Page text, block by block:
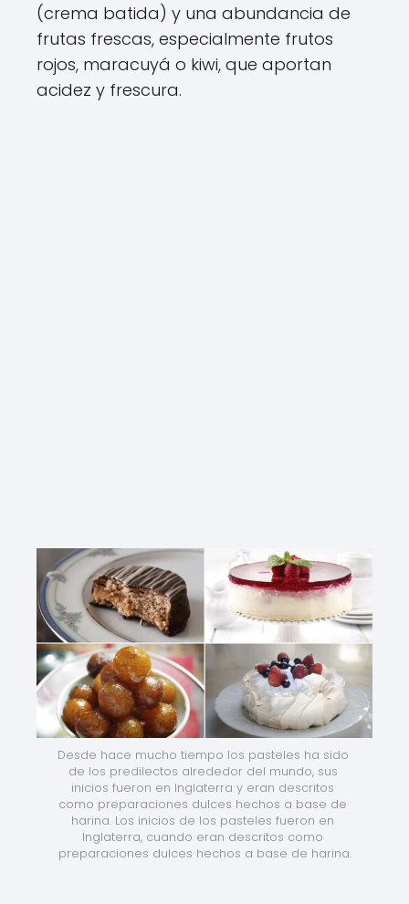
(crema batida) y una abundancia de
frutas frescas, especialmente frutos
rojos, maracuyá o kiwi, que aportan
acidez y frescura.
Desde hace mucho tiempo los pasteles ha sido
de los predilectos alrededor del mundo, sus
inicios fueron en Inglaterra y eran descritos
como preparaciones dulces hechos a base de
harina. Los inicios de los pasteles fueron en
Inglaterra, cuando eran descritos como
preparaciones dulces hechos a base de harina.